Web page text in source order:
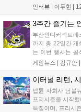
장이던 이민정이
들어왔다. 서비스 중
인터뷰 | 이두현
3주간 즐기는
부산인디커넥트페
까지 총 22일간 개
는 이번 행사는 공
작을 제한 없이 체
세계 누구나 참여
생태계 확장에 기
게임뉴스 | 김규만
이터널 리턴,
넵튠 자회사 님블
프리시즌을 시작
특징이며, 프리시